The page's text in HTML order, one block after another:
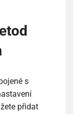
s
přidat